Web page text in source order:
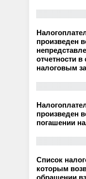
произведен
отчетности
налоговым
произведен
погашении
Список
которым
обращении